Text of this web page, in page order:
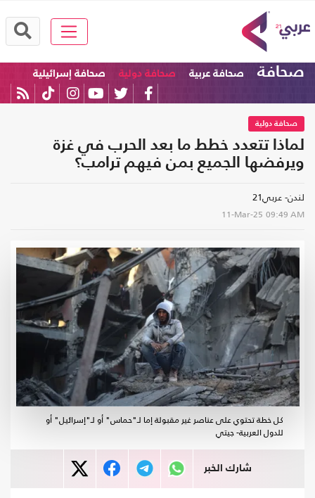
صحافة صحافة عربية صحافة دولية صحافة إسرائيلية
صحافة دولية
لماذا تتعدد خطط ما بعد الحرب في غزة
ويرفضها الجميع بمن فيهم ترامب؟
لندن- عربي21
11-Mar-25 09:49 AM
كل خطة تحتوي على عناصر غير مقبولة إما لـ"حماس" أو لـ"إسرائيل" أو
للدول العربية- جيتي
شارك الخبر